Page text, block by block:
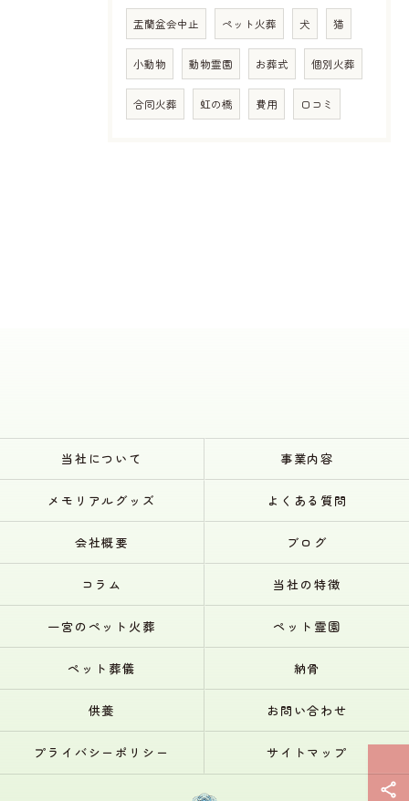
盂蘭盆会中止 ペット火葬 犬 猫
小動物 動物霊園 お葬式 個別火葬
合同火葬 虹の橋 費用 口コミ
当社について 事業内容
メモリアルグッズ よくある質問
会社概要 ブログ
コラム 当社の特徴
一宮のペット火葬 ペット霊園
ペット葬儀 納骨
供養 お問い合わせ
プライバシーポリシー サイトマップ